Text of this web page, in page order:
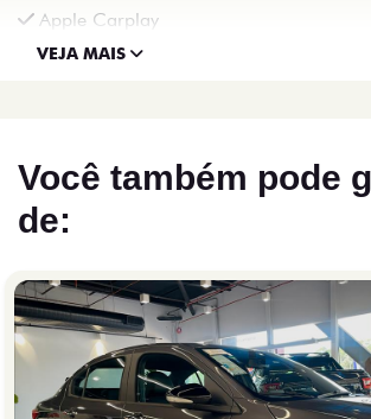
Apple Carplay
VEJA MAIS
Você também pode
de: